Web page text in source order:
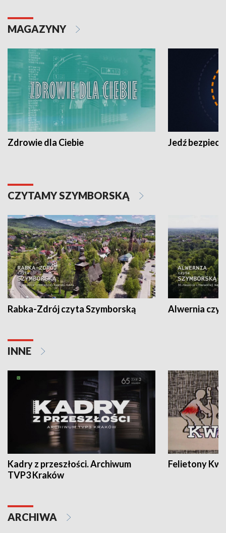
MAGAZYNY
Zdrowie dla Ciebie Jedź
CZYTAMY SZYMBORSKĄ
Rabka-Zdrój czyta Szymborską Alwernia
INNE
Kadry z przeszłości. Archiwum
TVP3 Kraków
Felietony
ARCHIWA